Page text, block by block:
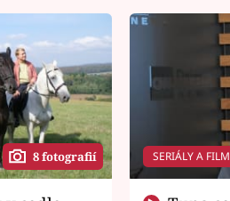
8 fotografií SERIÁLY A